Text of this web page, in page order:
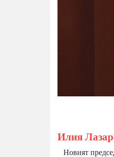
Илия
Новият